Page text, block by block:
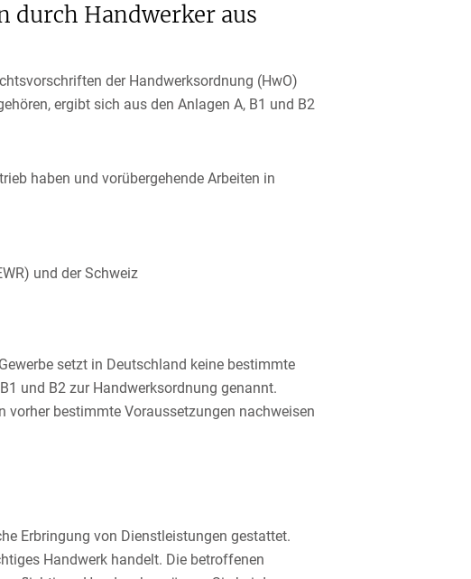
durch Handwerker aus
der Handwerksordnung (HwO)
ergibt sich aus den Anlagen A, B1 und B2
haben und vorübergehende Arbeiten in
und der Schweiz
setzt in Deutschland keine bestimmte
und B2 zur Handwerksordnung genannt.
vorher bestimmte Voraussetzungen nachweisen
Erbringung von Dienstleistungen gestattet.
Handwerk handelt. Die betroffenen